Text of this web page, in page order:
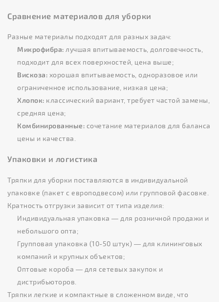
Сравнение материалов для уборки
Разные материалы подходят для разных задач:
Микрофибра: лучшая впитываемость, долговечность,
подходит для всех поверхностей, цена выше;
Вискоза: хорошая впитываемость, одноразовое или
ограниченное использование, низкая цена;
Хлопок: классический вариант, требует частой замены,
средняя цена;
Комбинированные: сочетание материалов для баланса
цены и качества.
Упаковки и логистика
Тряпки для уборки поставляются в индивидуальной
упаковке (пакет с европодвесом) или групповой фасовке.
Кратность отгрузки зависит от типа изделия:
Индивидуальная упаковка — для розничной продажи и
небольшого опта;
Групповая упаковка (10-50 штук) — для клининговых
компаний и крупных объектов;
Оптовые короба — для сетевых закупок и
дистрибьюторов.
Тряпки легкие и компактные в сложенном виде, что